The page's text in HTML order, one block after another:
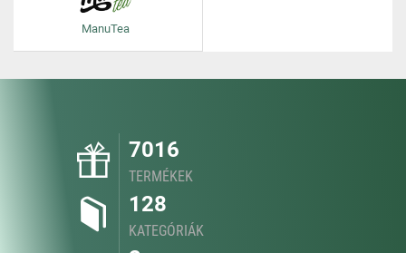
ManuTea
7016
TERMÉKEK
128
KATEGÓRIÁK